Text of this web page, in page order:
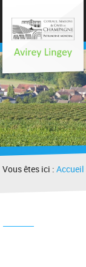
Vous êtes ici :Accueil